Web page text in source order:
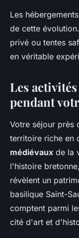
Les
de cette
privé ou tentes
en véritable
Les
pendant
Votre séjour près
territoire riche en
médiévaux de la
l'histoire
révèlent un
basilique Saint-
comptent parmi
cité d'art et